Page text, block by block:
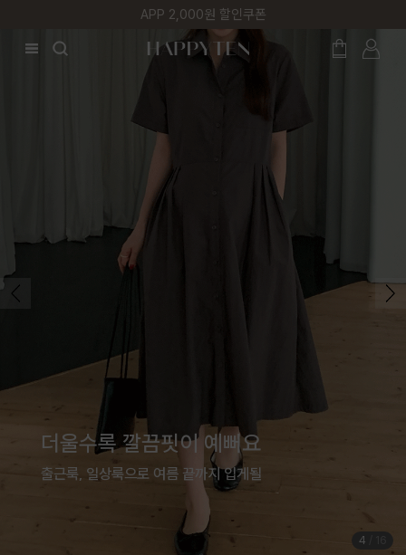
매주 리뷰어 최대 1만원 쿠폰
여름은 귀엽게 입는 계절
체형커버까지 완벽한 점프수트
5